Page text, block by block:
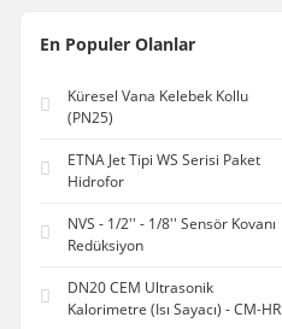
En Populer Olanlar
Küresel Vana Kelebek Kollu
(PN25)
ETNA Jet Tipi WS Serisi Paket
Hidrofor
NVS - 1/2'' - 1/8'' Sensör Kovanı
Redüksiyon
DN20 CEM Ultrasonik
Kalorimetre (Isı Sayacı) - CM-HR